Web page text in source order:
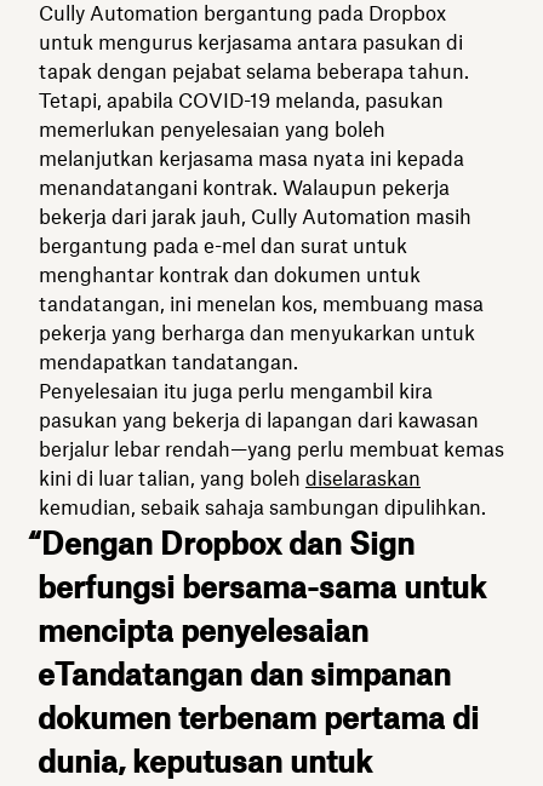
Cully Automation bergantung pada Dropbox
untuk mengurus kerjasama antara pasukan di
tapak dengan pejabat selama beberapa tahun.
Tetapi, apabila COVID-19 melanda, pasukan
memerlukan penyelesaian yang boleh
melanjutkan kerjasama masa nyata ini kepada
menandatangani kontrak. Walaupun pekerja
bekerja dari jarak jauh, Cully Automation masih
bergantung pada e-mel dan surat untuk
menghantar kontrak dan dokumen untuk
tandatangan, ini menelan kos, membuang masa
pekerja yang berharga dan menyukarkan untuk
mendapatkan tandatangan.
Penyelesaian itu juga perlu mengambil kira
pasukan yang bekerja di lapangan dari kawasan
berjalur lebar rendah—yang perlu membuat kemas
kini di luar talian, yang boleh diselaraskan
kemudian, sebaik sahaja sambungan dipulihkan.
“Dengan Dropbox dan Sign
berfungsi bersama-sama untuk
mencipta penyelesaian
eTandatangan dan simpanan
dokumen terbenam pertama di
dunia, keputusan untuk